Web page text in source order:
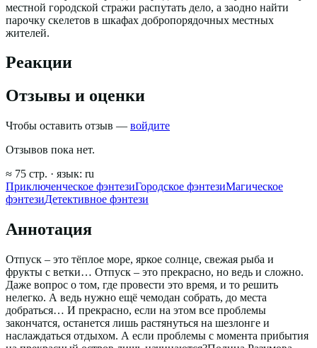
местной городской стражи распутать дело, а заодно найти
парочку скелетов в шкафах добропорядочных местных
жителей.
Реакции
Отзывы и оценки
Чтобы оставить отзыв — войдите
Отзывов пока нет.
≈ 75 стр. · язык: ru
Приключенческое фэнтезиГородское фэнтезиМагическое
фэнтезиДетективное фэнтези
Аннотация
Отпуск – это тёплое море, яркое солнце, свежая рыба и
фрукты с ветки… Отпуск – это прекрасно, но ведь и сложно.
Даже вопрос о том, где провести это время, и то решить
нелегко. А ведь нужно ещё чемодан собрать, до места
добраться… И прекрасно, если на этом все проблемы
закончатся, останется лишь растянуться на шезлонге и
наслаждаться отдыхом. А если проблемы с момента прибытия